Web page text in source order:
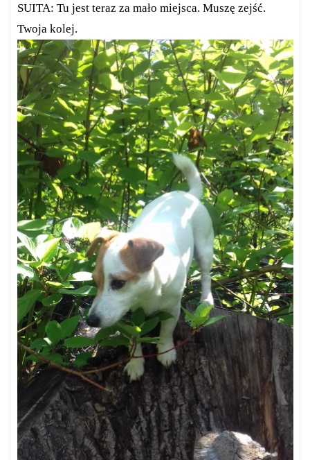
SUITA: Tu jest teraz za mało miejsca. Muszę zejść.
Twoja kolej.